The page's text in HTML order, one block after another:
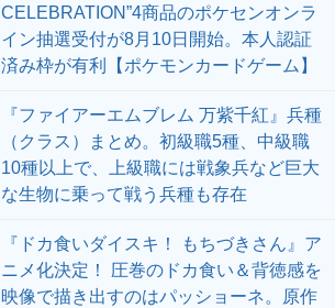
CELEBRATION”4商品のポケセンオンラ
イン抽選受付が8月10日開始。本人認証
済み枠が有利【ポケモンカードゲーム】
『ファイアーエムブレム 万紫千紅』兵種
（クラス）まとめ。初級職5種、中級職
10種以上で、上級職には戦象兵など巨大
な生物に乗って戦う兵種も存在
『ドカ食いダイスキ！ もちづきさん』ア
ニメ化決定！ 圧巻のドカ食い＆背徳感を
映像で描き出すのはパッショーネ。原作